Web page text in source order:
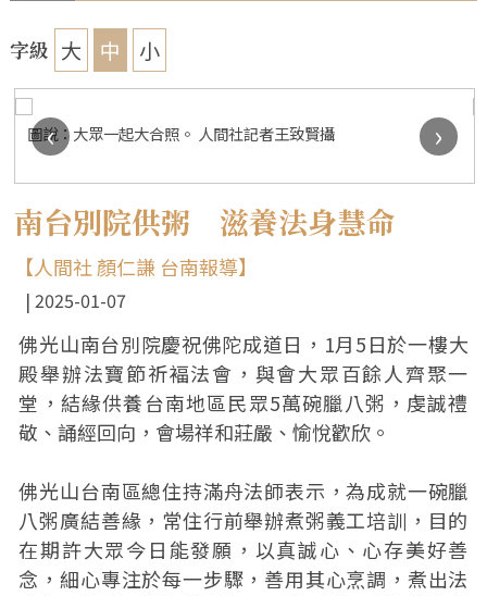
字級 大 中 小
圖說：大眾一起大合照。 人間社記者王致賢攝
‹ ›
南台別院供粥 滋養法身慧命
【人間社 顏仁謙 台南報導】
2025-01-07
佛光山南台別院慶祝佛陀成道日，1月5日於一樓大
殿舉辦法寶節祈褔法會，與會大眾百餘人齊聚一
堂，結緣供養台南地區民眾5萬碗臘八粥，虔誠禮
敬、誦經回向，會場祥和莊嚴、愉悅歡欣。
佛光山台南區總住持滿舟法師表示，為成就一碗臘
八粥廣結善緣，常住行前舉辦煮粥義工培訓，目的
在期許大眾今日能發願，以真誠心、心存美好善
念，細心專注於每一步驟，善用其心烹調，煮出法